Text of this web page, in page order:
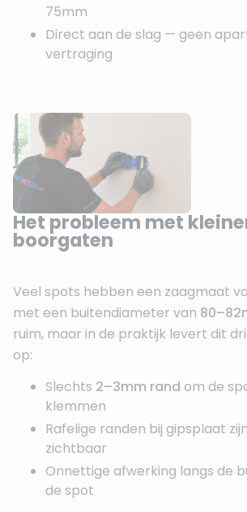
75mm
Direct aan de slag — geen
vertraging
Het probleem met
boorgaten
Veel spots hebben een zaagmaat
met een buitendiameter van
ruim, maar in de praktijk levert dit
op:
Slechts 2–3mm rand om de
klemmen
Rafelige randen bij gipsplaat
zichtbaar
Onnettige afwerking langs de
de spot